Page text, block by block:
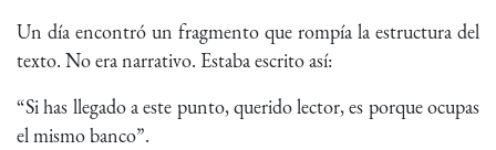
Un día encontró un fragmento que rompía la estructura del
texto. No era narrativo. Estaba escrito así:
“Si has llegado a este punto, querido lector, es porque ocupas
el mismo banco”.